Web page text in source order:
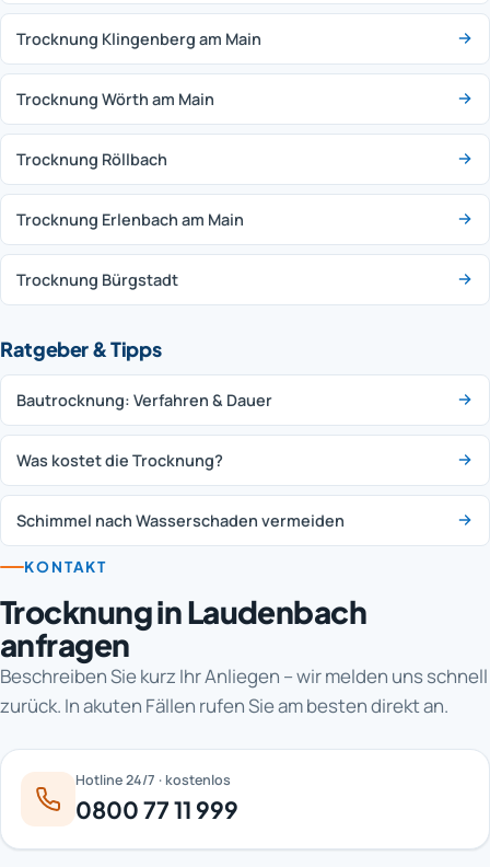
Trocknung Klingenberg am Main
Trocknung Wörth am Main
Trocknung Röllbach
Trocknung Erlenbach am Main
Trocknung Bürgstadt
Ratgeber & Tipps
Bautrocknung: Verfahren & Dauer
Was kostet die Trocknung?
Schimmel nach Wasserschaden vermeiden
KONTAKT
Trocknung in Laudenbach
anfragen
Beschreiben Sie kurz Ihr Anliegen – wir melden uns schnell
zurück. In akuten Fällen rufen Sie am besten direkt an.
Hotline 24/7 · kostenlos
0800 77 11 999